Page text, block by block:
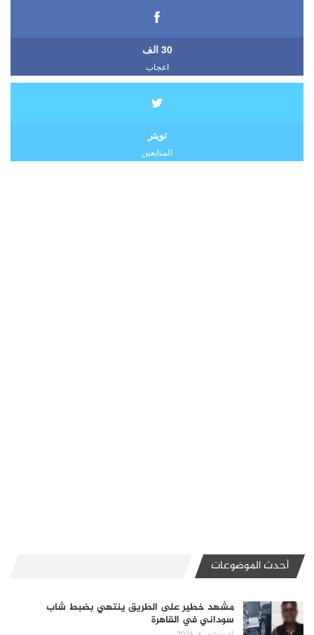
30 الف
اعجاب
تويتر
المتابعين
أحدث الموضوعات
مشهد خطير على الطريق ينتهي بضبط شاب
سوداني في القاهرة